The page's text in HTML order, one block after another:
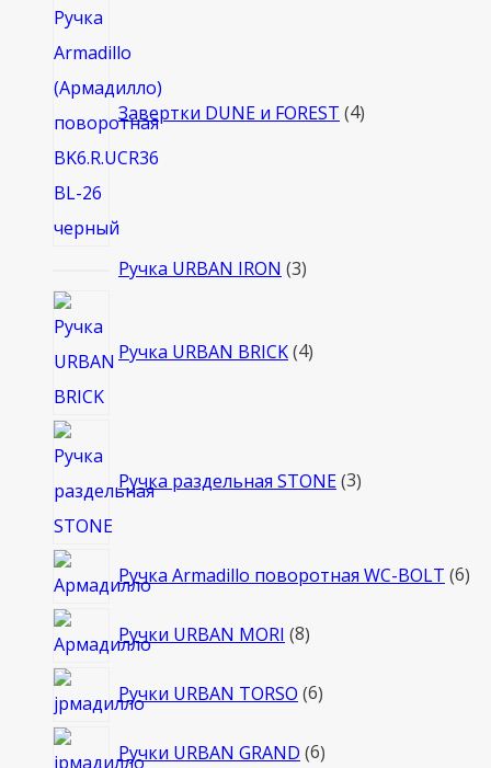
Завертки DUNE и FOREST 4
Ручка URBAN IRON 33
Ручка URBAN BRICK 4товара
Ручка раздельная STONE 3товара
Ручка Armadillo поворотная WC-BOLT 66
Ручки URBAN MORI 88
Ручки URBAN TORSO 66
Ручки URBAN GRAND 66